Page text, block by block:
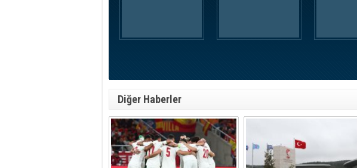
Diğer Haberler